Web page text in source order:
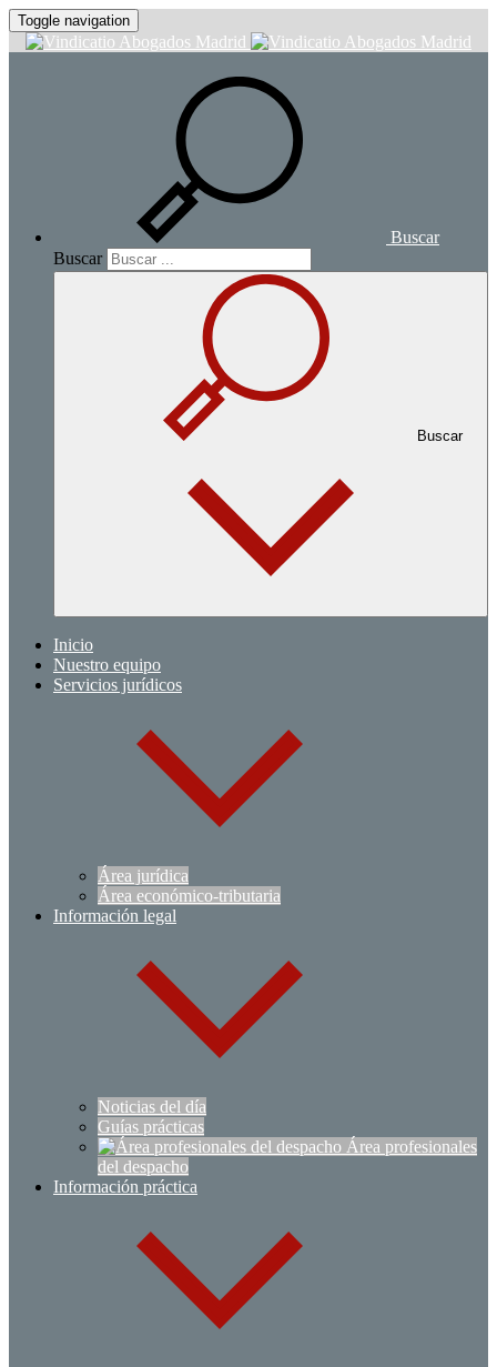
Toggle navigation
Buscar
Buscar
Buscar
Inicio
Nuestro equipo
Servicios jurídicos
Área jurídica
Área económico-tributaria
Información legal
Noticias del día
Guías prácticas
Área profesionales
del despacho
Información práctica